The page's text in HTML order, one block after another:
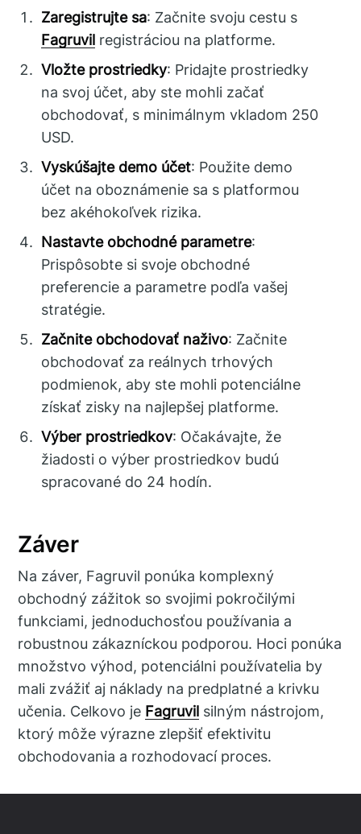
Zaregistrujte sa: Začnite svoju cestu s
Fagruvil registráciou na platforme.
Vložte prostriedky: Pridajte prostriedky
na svoj účet, aby ste mohli začať
obchodovať, s minimálnym vkladom 250
USD.
Vyskúšajte demo účet: Použite demo
účet na oboznámenie sa s platformou
bez akéhokoľvek rizika.
Nastavte obchodné parametre:
Prispôsobte si svoje obchodné
preferencie a parametre podľa vašej
stratégie.
Začnite obchodovať naživo: Začnite
obchodovať za reálnych trhových
podmienok, aby ste mohli potenciálne
získať zisky na najlepšej platforme.
Výber prostriedkov: Očakávajte, že
žiadosti o výber prostriedkov budú
spracované do 24 hodín.
Záver
Na záver, Fagruvil ponúka komplexný
obchodný zážitok so svojimi pokročilými
funkciami, jednoduchosťou používania a
robustnou zákazníckou podporou. Hoci ponúka
množstvo výhod, potenciálni používatelia by
mali zvážiť aj náklady na predplatné a krivku
učenia. Celkovo je Fagruvil silným nástrojom,
ktorý môže výrazne zlepšiť efektivitu
obchodovania a rozhodovací proces.